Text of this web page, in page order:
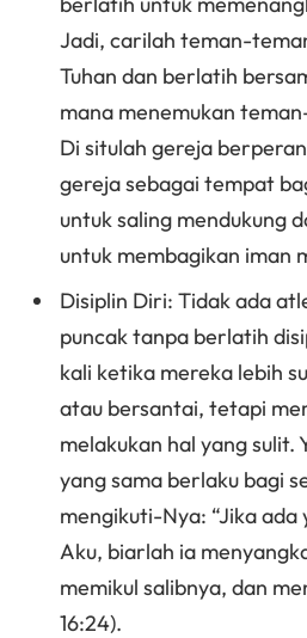
Jadi, carilah teman-
Tuhan dan berlatih
mana menemukan
Di situlah gereja
gereja sebagai tempat
untuk saling mendukung
untuk membagikan iman
Disiplin Diri: Tidak ada
puncak tanpa berlatih
kali ketika mereka lebih
atau bersantai, tetapi
melakukan hal yang sulit.
yang sama berlaku bagi
mengikuti-Nya: “Jika ada
Aku, biarlah ia
memikul salibnya, dan
16:24).